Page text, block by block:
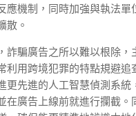
應機制，同時加強與執法單
散。
詐騙廣告之所以難以根除，
利用跨境犯罪的特點規避追
更先進的人工智慧偵測系統
在廣告上線前就進行攔截。